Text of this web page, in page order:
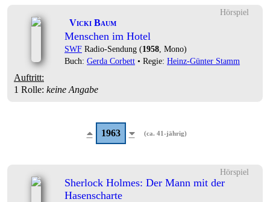
Hörspiel
Vicki Baum
Menschen im Hotel
SWF Radio-Sendung (1958 , Mono)
Buch: Gerda Corbett • Regie: Heinz-Günter Stamm
Auftritt:
1 Rolle: keine Angabe
1963 (ca. 41-jährig)
Hörspiel
Sherlock Holmes: Der Mann mit der
Hasenscharte